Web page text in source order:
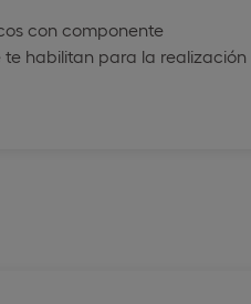
con componente
habilitan para la realización